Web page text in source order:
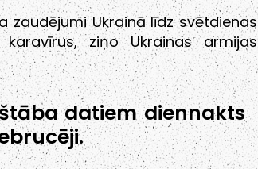
zaudējumi Ukrainā līdz svētdienas
ziņo Ukrainas armijas
datiem diennakts